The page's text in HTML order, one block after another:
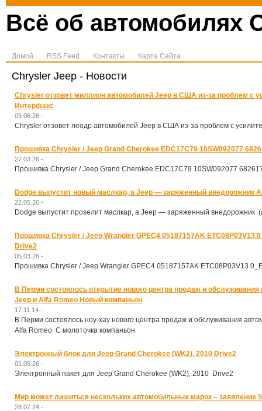
Всё об автомобилях
Домой RSS Feed Контакты Карта Сайта
Chrysler Jeep - Новости
Chrysler отзовет миллион автомобилей Jeep в США из-за проблем с
Интерфакс
09.06.26 -
Chrysler отзовет леодр автомобилей Jeep в США из-за проблем с
Прошивка Chrysler / Jeep Grand Cherokee EDC17C79 10SW092077
27.03.26 -
Прошивка Chrysler / Jeep Grand Cherokee EDC17C79 10SW092077
Dodge выпустит новый маслкар, а Jeep — заряженный внедорожник
22.05.26 -
Dodge выпустит прозелит маслкар, а Jeep — заряженный внедорожник
Прошивка Chrysler / Jeep Wrangler GPEC4 05187157AK
Drive2
05.03.26 -
Прошивка Chrysler / Jeep Wrangler GPEC4 05187157AK
В Перми состоялось открытие нового центра продаж и
Jeep и Alfa Romeo Новый компаньон
17.11.14 -
В Перми состоялось ноу-хау нового центра продаж и обслуживания
Alfa Romeo С молоточка компаньон
Электронный блок для Jeep Grand Cherokee (WK2), 2010 Drive2
01.05.26 -
Электронный пакет для Jeep Grand Cherokee (WK2), 2010 Drive2
Мир может лишиться нескольких автомобильных марок – заявление
28.07.24 -